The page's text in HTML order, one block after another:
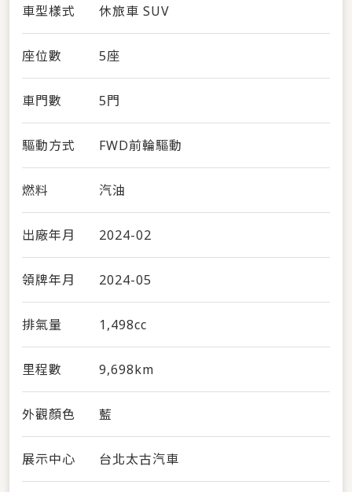
車型樣式 休旅車 SUV
座位數 5座
車門數 5門
驅動方式 FWD前輪驅動
燃料 汽油
出廠年月 2024-02
領牌年月 2024-05
排氣量 1,498cc
里程數 9,698km
外觀顏色 藍
展示中心 台北太古汽車